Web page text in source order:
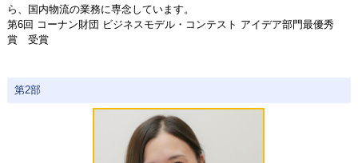
ら、国内物流の業務に専念しています。
第6回 コーナン財団 ビジネスモデル・コンテスト アイデア部門最優秀
賞 受賞
第2部